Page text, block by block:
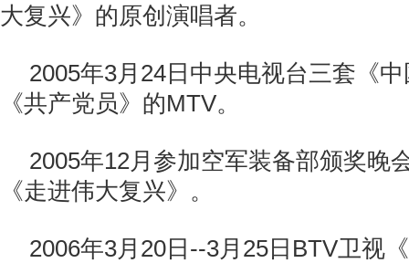
大复兴》的原创演唱者。
2005年3月24日中央电视台三套《
《共产党员》的MTV。
2005年12月参加空军装备部颁奖晚
《走进伟大复兴》。
2006年3月20日--3月25日BTV卫视